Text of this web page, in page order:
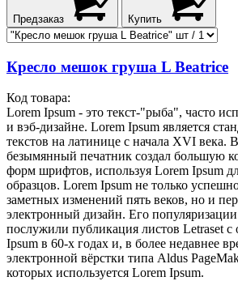
Предзаказ Купить
Кресло мешок груша L Beatrice
Код товара:
Lorem Ipsum - это текст-"рыба", часто
и вэб-дизайне. Lorem Ipsum является
текстов на латинице с начала XVI века.
безымянный печатник создал большую
форм шрифтов, используя Lorem Ipsum
образцов. Lorem Ipsum не только
заметных изменений пять веков, но и
электронный дизайн. Его
послужили публикация листов Letraset с
Ipsum в 60-х годах и, в более недавнее
электронной вёрстки типа Aldus
которых используется Lorem Ipsum.